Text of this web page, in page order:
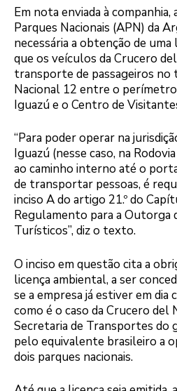
Em nota enviada à companhia,
Parques Nacionais (APN) da
necessária a obtenção de
que os veículos da Crucero
transporte de passageiros no
Nacional 12 entre o
Iguazú e o Centro de
“Para poder operar na
Iguazú (nesse caso, na
ao caminho interno até o
de transportar pessoas, é
inciso A do artigo 21.º do
Regulamento para a Outorga
Turísticos”, diz o texto.
O inciso em questão cita a
licença ambiental, a ser
se a empresa já estiver em dia
como é o caso da Crucero
Secretaria de Transportes do
pelo equivalente brasileiro a
dois parques nacionais.